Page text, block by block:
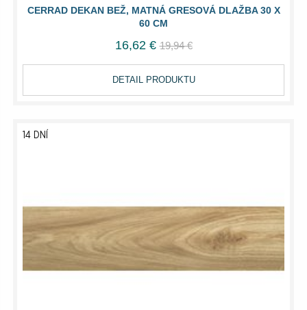
CERRAD DEKAN BEŽ, MATNÁ GRESOVÁ DLAŽBA 30 X
60 CM
16,62 € 19,94 €
DETAIL PRODUKTU
14 DNÍ